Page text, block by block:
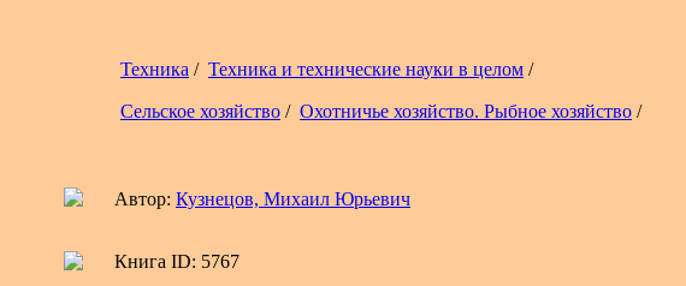
Техника / Техника и технические науки в целом /
Сельское хозяйство / Охотничье хозяйство. Рыбное хозяйство /
Автор: Кузнецов, Михаил Юрьевич
Книга ID: 5767